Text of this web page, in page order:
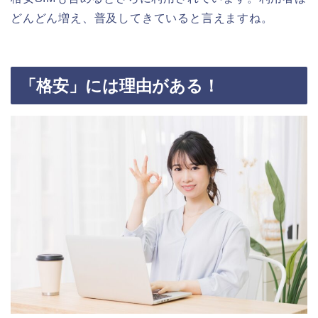
どんどん増え、普及してきていると言えますね。
「格安」には理由がある！